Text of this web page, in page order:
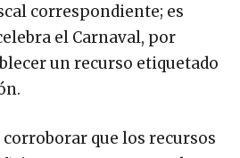
correspondiente; es
el Carnaval, por
un recurso etiquetado
que los recursos